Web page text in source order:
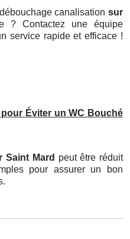
canalisation sur
? Contactez une équipe
service rapide et efficace !
pour Éviter un WC Bouché
Saint Mard peut être réduit
pour assurer un bon